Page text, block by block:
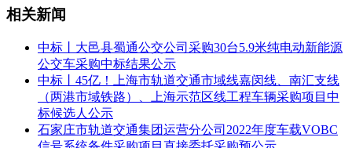
相关新闻
中标丨大邑县蜀通公交公司采购30台5.9米纯电动新能源
公交车采购中标结果公示
中标丨45亿！上海市轨道交通市域线嘉闵线、南汇支线
（两港市域铁路）、上海示范区线工程车辆采购项目中
标候选人公示
石家庄市轨道交通集团运营分公司2022年度车载VOBC